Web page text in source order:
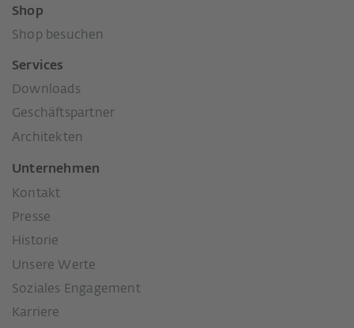
Shop
Shop besuchen
Services
Downloads
Geschäftspartner
Architekten
Unternehmen
Kontakt
Presse
Historie
Unsere Werte
Soziales Engagement
Karriere